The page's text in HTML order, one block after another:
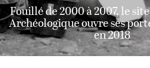
Fouillé de 2000 à 2007, le
Archéologique ouvre ses
en 2018